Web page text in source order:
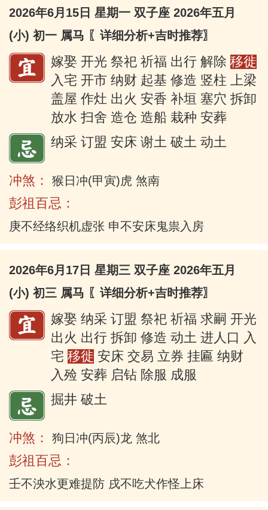
2026年6月15日 星期一 双子座 2026年五月
(小) 初一 属马 〖详细分析+吉时推荐〗
嫁娶 开光 祭祀 祈福 出行 解除 移徙
入宅 开市 纳财 起基 修造 竖柱 上梁
盖屋 作灶 出火 安香 补垣 塞穴 拆卸
放水 扫舍 造仓 造船 栽种 安葬
纳采 订盟 安床 谢土 破土 动土
冲煞： 猴日冲(甲寅)虎 煞南
彭祖百忌：
庚不经络织机虚张 申不安床鬼祟入房
2026年6月17日 星期三 双子座 2026年五月
(小) 初三 属马 〖详细分析+吉时推荐〗
嫁娶 纳采 订盟 祭祀 祈福 求嗣 开光
出火 出行 拆卸 修造 动土 进人口 入
宅 移徙 安床 交易 立券 挂匾 纳财
入殓 安葬 启钻 除服 成服
掘井 破土
冲煞： 狗日冲(丙辰)龙 煞北
彭祖百忌：
壬不泱水更难提防 戌不吃犬作怪上床